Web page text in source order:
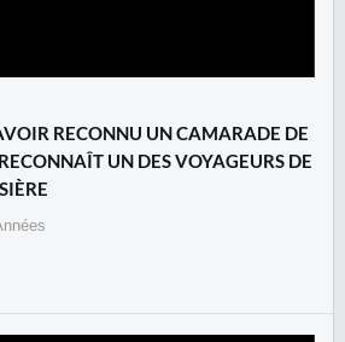
RECONNU UN CAMARADE DE
UN DES VOYAGEURS DE